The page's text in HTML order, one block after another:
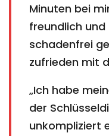
Minuten bei
freundlich und
schadenfrei
zufrieden mit
„Ich habe
der
unkompliziert